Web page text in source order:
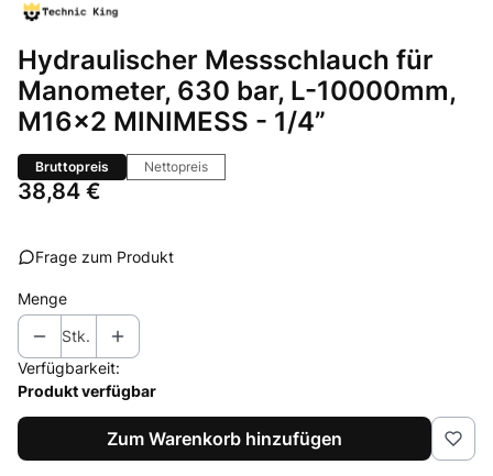
Hydraulischer Messschlauch für
Manometer, 630 bar, L-10000mm,
M16x2 MINIMESS - 1/4”
Bruttopreis Nettopreis
Preis
38,84 €
Frage zum Produkt
Menge
Stk.
Verfügbarkeit:
Produkt verfügbar
Zum Warenkorb hinzufügen